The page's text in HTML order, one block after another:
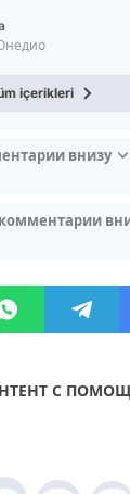
içerikleri
внизу
С